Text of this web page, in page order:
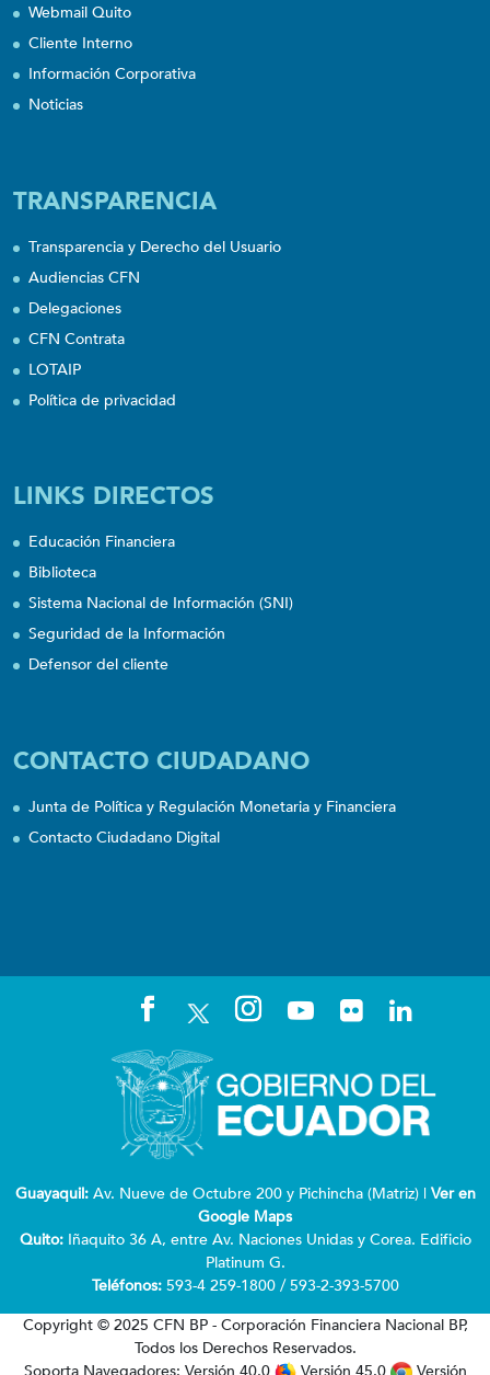
Webmail Quito
Cliente Interno
Información Corporativa
Noticias
TRANSPARENCIA
Transparencia y Derecho del Usuario
Audiencias CFN
Delegaciones
CFN Contrata
LOTAIP
Política de privacidad
LINKS DIRECTOS
Educación Financiera
Biblioteca
Sistema Nacional de Información (SNI)
Seguridad de la Información
Defensor del cliente
CONTACTO CIUDADANO
Junta de Política y Regulación Monetaria y Financiera
Contacto Ciudadano Digital
Guayaquil:Av. Nueve de Octubre 200 y Pichincha (Matriz) | Ver en
Google Maps
Quito: Iñaquito 36 A, entre Av. Naciones Unidas y Corea. Edificio
Platinum G.
Teléfonos:593-4 259-1800 / 593-2-393-5700
Copyright © 2025 CFN BP - Corporación Financiera Nacional BP,
Todos los Derechos Reservados.